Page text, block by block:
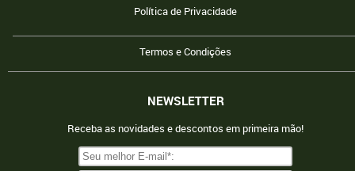
Política de Privacidade
Termos e Condições
NEWSLETTER
Receba as novidades e descontos em primeira mão!